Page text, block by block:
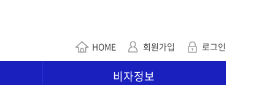
HOME 회원가입 로그인
비자정보